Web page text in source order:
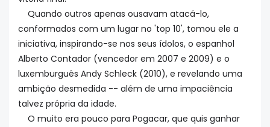
Quando outros apenas ousavam atacá-lo,
conformados com um lugar no 'top 10', tomou ele a
iniciativa, inspirando-se nos seus ídolos, o espanhol
Alberto Contador (vencedor em 2007 e 2009) e o
luxemburguês Andy Schleck (2010), e revelando uma
ambição desmedida -- além de uma impaciência
talvez própria da idade.
O muito era pouco para Pogacar, que quis ganhar